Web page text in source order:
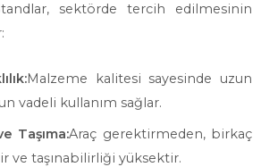
sektörde tercih edilmesinin
Malzeme kalitesi sayesinde uzun
vadeli kullanım sağlar.
Taşıma:Araç gerektirmeden, birkaç
ve taşınabilirliği yüksektir.